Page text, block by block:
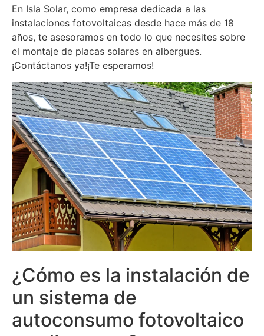
En Isla Solar, como empresa dedicada a las
instalaciones fotovoltaicas desde hace más de 18
años, te asesoramos en todo lo que necesites sobre
el montaje de placas solares en albergues.
¡Contáctanos ya!¡Te esperamos!
¿Cómo es la instalación de
un sistema de
autoconsumo fotovoltaico